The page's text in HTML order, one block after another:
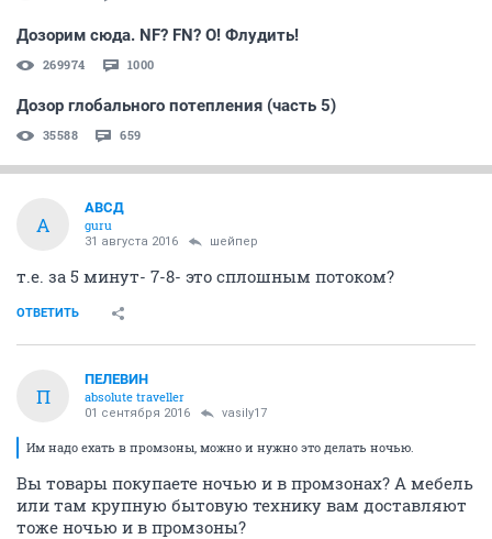
Дозорим сюда. NF? FN? О! Флудить!
269974 1000
Дозор глобального потепления (часть 5)
35588 659
А
АВСД
guru
31 августа 2016 шейпер
т.е. за 5 минут- 7-8- это сплошным потоком?
ОТВЕТИТЬ
П
ПЕЛЕВИН
absolute traveller
01 сентября 2016 vasily17
Им надо ехать в промзоны, можно и нужно это делать ночью.
Вы товары покупаете ночью и в промзонах? А мебель
или там крупную бытовую технику вам доставляют
тоже ночью и в промзоны?